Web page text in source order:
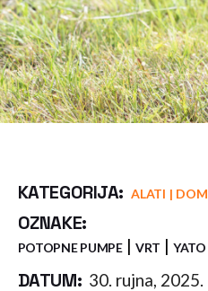
KATEGORIJA: ALATI DOM
OZNAKE:
POTOPNE PUMPE VRT
DATUM: 30. rujna, 2025.